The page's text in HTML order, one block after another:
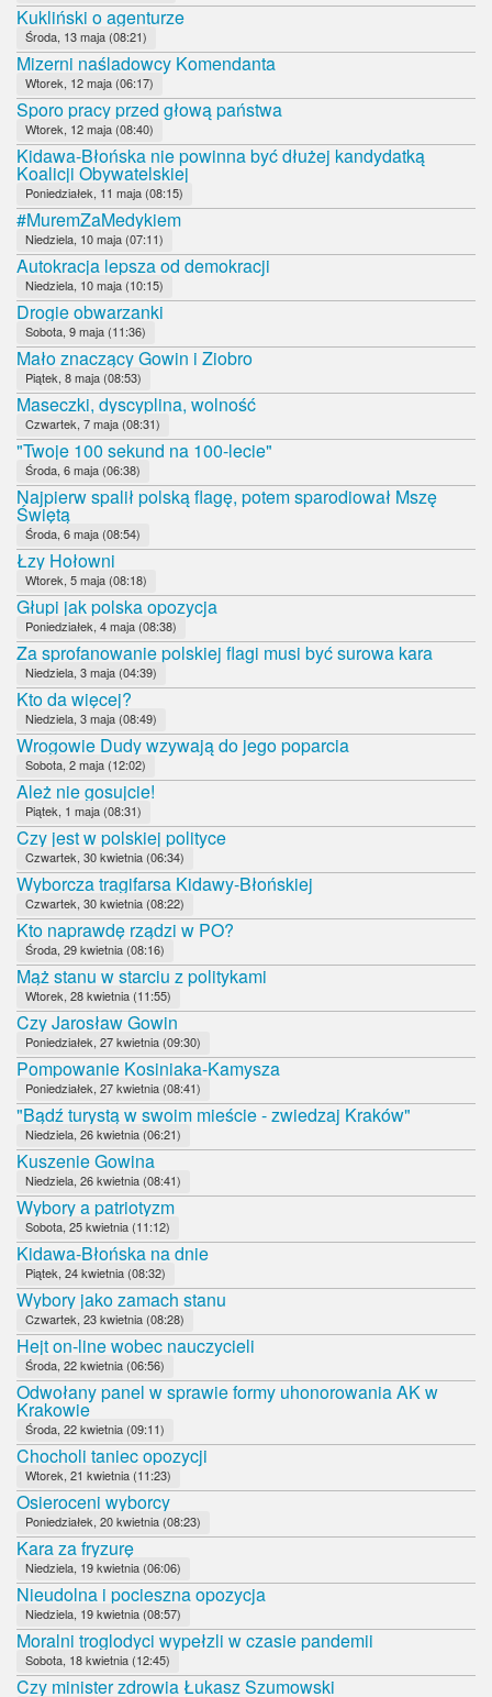
Kukliński o agenturze
Środa, 13 maja (08:21)
Mizerni naśladowcy Komendanta
Wtorek, 12 maja (06:17)
Sporo pracy przed głową państwa
Wtorek, 12 maja (08:40)
Kidawa-Błońska nie powinna być dłużej kandydatką
Koalicji Obywatelskiej
Poniedziałek, 11 maja (08:15)
#MuremZaMedykiem
Niedziela, 10 maja (07:11)
Autokracja lepsza od demokracji
Niedziela, 10 maja (10:15)
Drogie obwarzanki
Sobota, 9 maja (11:36)
Mało znaczący Gowin i Ziobro
Piątek, 8 maja (08:53)
Maseczki, dyscyplina, wolność
Czwartek, 7 maja (08:31)
"Twoje 100 sekund na 100-lecie"
Środa, 6 maja (06:38)
Najpierw spalił polską flagę, potem sparodiował Mszę
Świętą
Środa, 6 maja (08:54)
Łzy Hołowni
Wtorek, 5 maja (08:18)
Głupi jak polska opozycja
Poniedziałek, 4 maja (08:38)
Za sprofanowanie polskiej flagi musi być surowa kara
Niedziela, 3 maja (04:39)
Kto da więcej?
Niedziela, 3 maja (08:49)
Wrogowie Dudy wzywają do jego poparcia
Sobota, 2 maja (12:02)
Ależ nie gosujcie!
Piątek, 1 maja (08:31)
Czy jest w polskiej polityce
Czwartek, 30 kwietnia (06:34)
Wyborcza tragifarsa Kidawy-Błońskiej
Czwartek, 30 kwietnia (08:22)
Kto naprawdę rządzi w PO?
Środa, 29 kwietnia (08:16)
Mąż stanu w starciu z politykami
Wtorek, 28 kwietnia (11:55)
Czy Jarosław Gowin
Poniedziałek, 27 kwietnia (09:30)
Pompowanie Kosiniaka-Kamysza
Poniedziałek, 27 kwietnia (08:41)
"Bądź turystą w swoim mieście - zwiedzaj Kraków"
Niedziela, 26 kwietnia (06:21)
Kuszenie Gowina
Niedziela, 26 kwietnia (08:41)
Wybory a patriotyzm
Sobota, 25 kwietnia (11:12)
Kidawa-Błońska na dnie
Piątek, 24 kwietnia (08:32)
Wybory jako zamach stanu
Czwartek, 23 kwietnia (08:28)
Hejt on-line wobec nauczycieli
Środa, 22 kwietnia (06:56)
Odwołany panel w sprawie formy uhonorowania AK w
Krakowie
Środa, 22 kwietnia (09:11)
Chocholi taniec opozycji
Wtorek, 21 kwietnia (11:23)
Osieroceni wyborcy
Poniedziałek, 20 kwietnia (08:23)
Kara za fryzurę
Niedziela, 19 kwietnia (06:06)
Nieudolna i pocieszna opozycja
Niedziela, 19 kwietnia (08:57)
Moralni troglodyci wypełzli w czasie pandemii
Sobota, 18 kwietnia (12:45)
Czy minister zdrowia Łukasz Szumowski